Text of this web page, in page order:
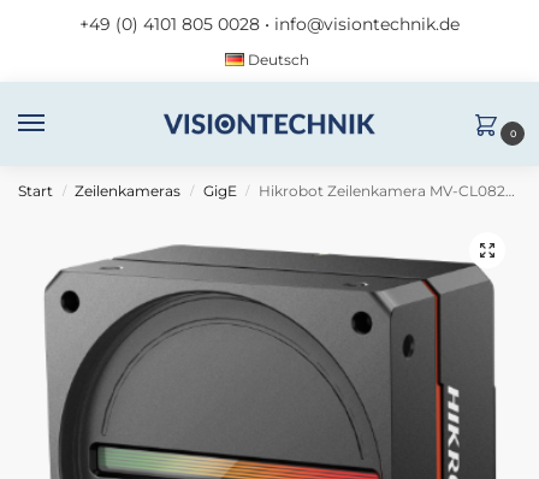
+49 (0) 4101 805 0028 • info@visiontechnik.de
Deutsch
0
Start / Zeilenkameras / GigE / Hikrobot Zeilenkamera MV-CL082-92GM